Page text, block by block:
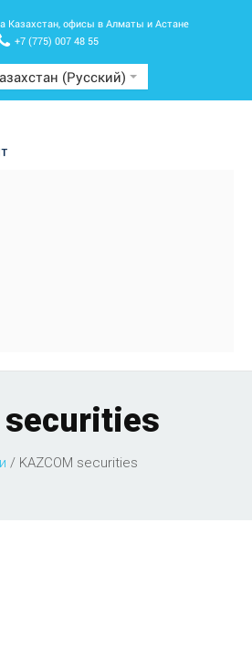
Казахстан, офисы в Алматы и Астане
+7 (775) 007 48 55
(Русский)
securities
/ KAZCOM securities